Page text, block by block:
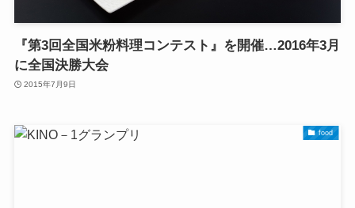
『第3回全国米粉料理コンテスト』を開催…2016年3月
に全国決勝大会
2015年7月9日
food